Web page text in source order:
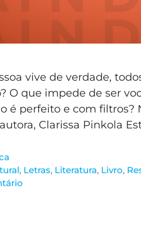
vive de verdade,
O que impede de ser
é perfeito e com filtros?
Clarissa Pinkola
, Letras, Literatura, Livro,